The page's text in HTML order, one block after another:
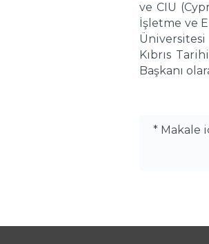
ve CIU
İşletme ve
Üniversitesi
Kıbrıs
Başkanı
* Makale